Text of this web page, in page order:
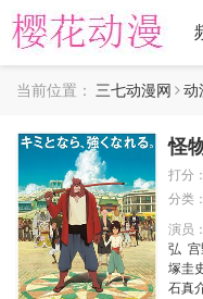
当前位置： 三七动漫网 动
怪
打分：
分类：
演员：
弘
塚圭
石真